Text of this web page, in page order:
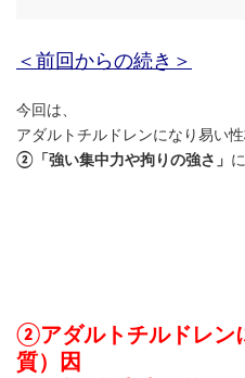
＜前回からの続き＞
今回は、
アダルトチルドレンになり易い
②「強い集中力や拘りの強さ」
②アダルトチルドレン
質）因